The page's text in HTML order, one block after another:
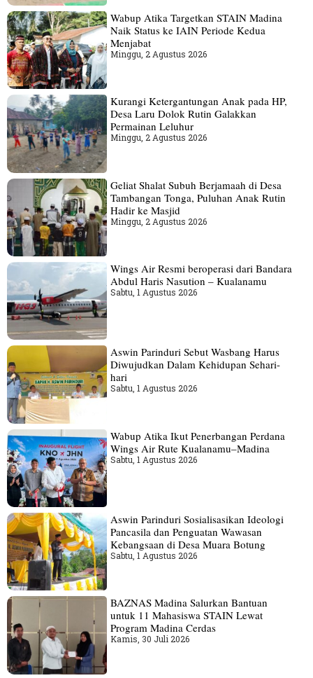
Wabup Atika Targetkan STAIN Madina
Naik Status ke IAIN Periode Kedua
Menjabat
Minggu, 2 Agustus 2026
Kurangi Ketergantungan Anak pada HP,
Desa Laru Dolok Rutin Galakkan
Permainan Leluhur
Minggu, 2 Agustus 2026
Geliat Shalat Subuh Berjamaah di Desa
Tambangan Tonga, Puluhan Anak Rutin
Hadir ke Masjid
Minggu, 2 Agustus 2026
Wings Air Resmi beroperasi dari Bandara
Abdul Haris Nasution – Kualanamu
Sabtu, 1 Agustus 2026
Aswin Parinduri Sebut Wasbang Harus
Diwujudkan Dalam Kehidupan Sehari-
hari
Sabtu, 1 Agustus 2026
Wabup Atika Ikut Penerbangan Perdana
Wings Air Rute Kualanamu–Madina
Sabtu, 1 Agustus 2026
Aswin Parinduri Sosialisasikan Ideologi
Pancasila dan Penguatan Wawasan
Kebangsaan di Desa Muara Botung
Sabtu, 1 Agustus 2026
BAZNAS Madina Salurkan Bantuan
untuk 11 Mahasiswa STAIN Lewat
Program Madina Cerdas
Kamis, 30 Juli 2026